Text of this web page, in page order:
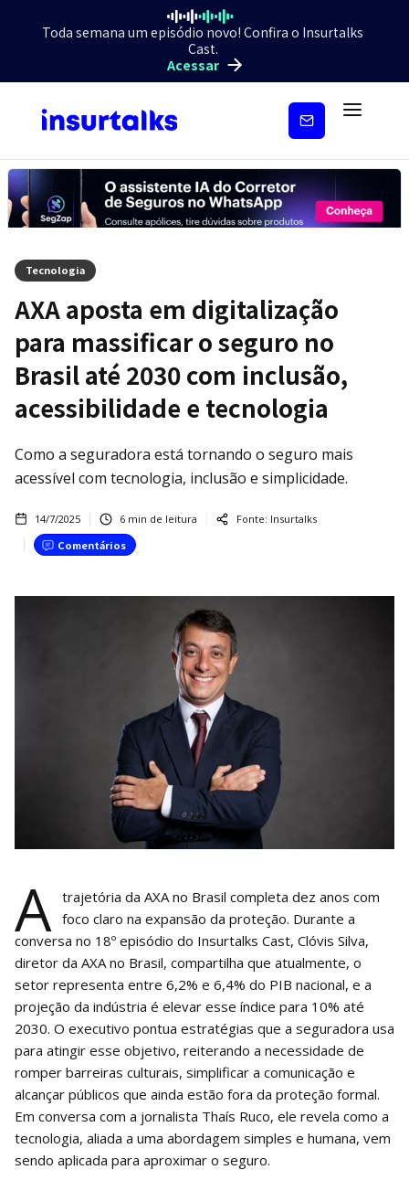
Toda semana um episódio novo! Confira o Insurtalks
Cast.
Acessar
Inscreva-
Tecnologia
AXA aposta em digitalização
para massificar o seguro no
Brasil até 2030 com inclusão,
acessibilidade e tecnologia
Como a seguradora está tornando o seguro mais
acessível com tecnologia, inclusão e simplicidade.
14/7/2025 6 min de leitura Fonte: Insurtalks
Comentários
A trajetória da AXA no Brasil completa dez anos com
foco claro na expansão da proteção. Durante a
conversa no 18º episódio do Insurtalks Cast, Clóvis Silva,
diretor da AXA no Brasil, compartilha que atualmente, o
setor representa entre 6,2% e 6,4% do PIB nacional, e a
projeção da indústria é elevar esse índice para 10% até
2030. O executivo pontua estratégias que a seguradora usa
para atingir esse objetivo, reiterando a necessidade de
romper barreiras culturais, simplificar a comunicação e
alcançar públicos que ainda estão fora da proteção formal.
Em conversa com a jornalista Thaís Ruco, ele revela como a
tecnologia, aliada a uma abordagem simples e humana, vem
sendo aplicada para aproximar o seguro.